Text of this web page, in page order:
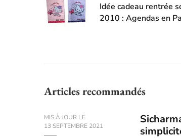
Idée cadeau rentrée
2010 : Agendas en
Articles recommandés
MIS À JOUR LE
13 SEPTEMBRE 2021